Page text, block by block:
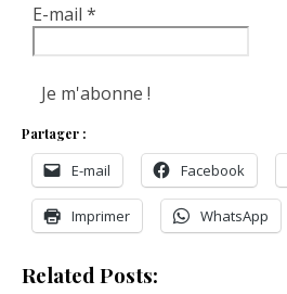
E-mail *
Partager :
E-mail Facebook
Imprimer WhatsApp
Related Posts: